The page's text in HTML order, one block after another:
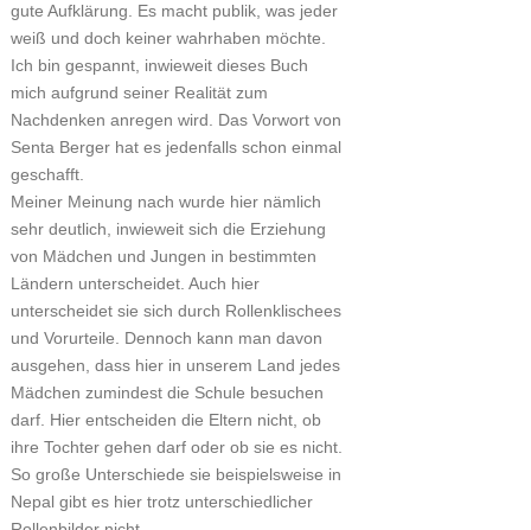
gute Aufklärung. Es macht publik, was jeder
weiß und doch keiner wahrhaben möchte.
Ich bin gespannt, inwieweit dieses Buch
mich aufgrund seiner Realität zum
Nachdenken anregen wird. Das Vorwort von
Senta Berger hat es jedenfalls schon einmal
geschafft.
Meiner Meinung nach wurde hier nämlich
sehr deutlich, inwieweit sich die Erziehung
von Mädchen und Jungen in bestimmten
Ländern unterscheidet. Auch hier
unterscheidet sie sich durch Rollenklischees
und Vorurteile. Dennoch kann man davon
ausgehen, dass hier in unserem Land jedes
Mädchen zumindest die Schule besuchen
darf. Hier entscheiden die Eltern nicht, ob
ihre Tochter gehen darf oder ob sie es nicht.
So große Unterschiede sie beispielsweise in
Nepal gibt es hier trotz unterschiedlicher